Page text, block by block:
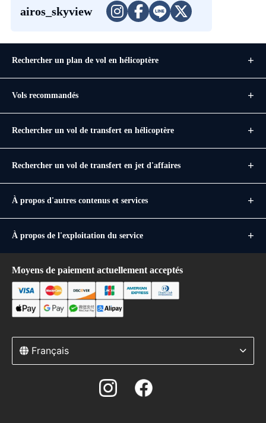
airos_skyview
Rechercher un plan de vol en hélicoptère
Vols recommandés
Rechercher un vol de transfert en hélicoptère
Rechercher un vol de transfert en jet d'affaires
À propos d'autres contenus et services
À propos de l'exploitation du service
Moyens de paiement actuellement acceptés
Français